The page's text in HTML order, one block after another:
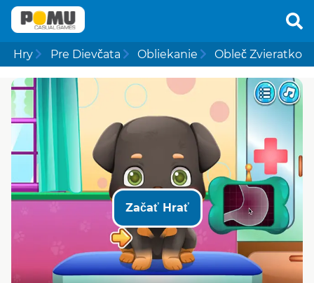
Hry Pre Dievčata Obliekanie Obleč Zvieratko
Začať Hrať